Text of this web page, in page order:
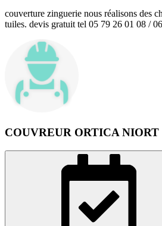
couverture zinguerie nous réalisons des
tuiles. devis gratuit tel 05 79 26 01 08 /
COUVREUR ORTICA NIORT